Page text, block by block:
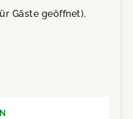
Gäste geöffnet),